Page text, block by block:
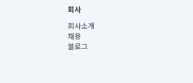
사업자등록번호 : 291-87-00271 | 인허가번
통신판매신고번호 : 2024-서울종로-1400(공
대표이사 : CHING VICTOR COLUMBIA RHEE
주소 | 본사: 서울특별시 종로구 율곡로 6(중
컨택센터 : 서울특별시 종로구 수송동 율곡
회사
회사소개
채용
블로그